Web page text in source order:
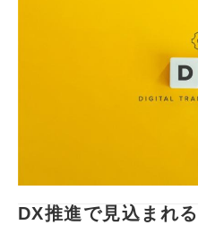
DX推進で見込まれ